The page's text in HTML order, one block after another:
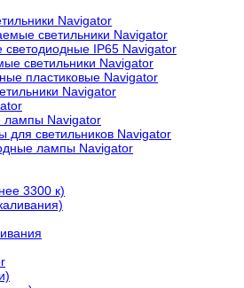
Navigator
светильники Navigator
светодиодные IP65 Navigator
светильники Navigator
пластиковые Navigator
Navigator
Navigator
светильников Navigator
лампы Navigator
3300 к)